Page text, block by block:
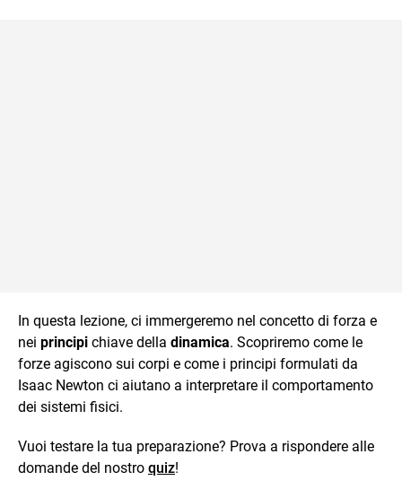
In questa lezione, ci immergeremo nel concetto di forza e
nei principi chiave della dinamica. Scopriremo come le
forze agiscono sui corpi e come i principi formulati da
Isaac Newton ci aiutano a interpretare il comportamento
dei sistemi fisici.
Vuoi testare la tua preparazione? Prova a rispondere alle
domande del nostro quiz!